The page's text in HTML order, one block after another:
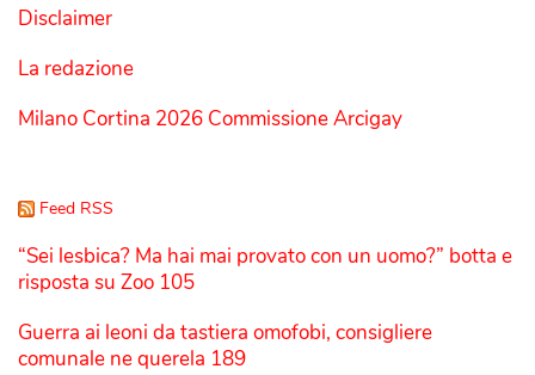
Disclaimer
La redazione
Milano Cortina 2026 Commissione Arcigay
Feed RSS
“Sei lesbica? Ma hai mai provato con un uomo?” botta e
risposta su Zoo 105
Guerra ai leoni da tastiera omofobi, consigliere
comunale ne querela 189